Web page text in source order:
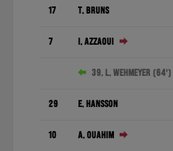
17 T. Bruns
7 I. Azzaoui
39. L. Wehmeyer (64')
29 E. Hansson
10 A. Ouahim